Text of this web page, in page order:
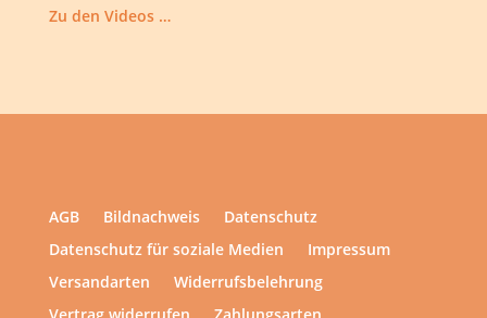
Zu den Videos …
AGB Bildnachweis
Datenschutz
Datenschutz für soziale Medien
Impressum
Versandarten
Widerrufsbelehrung